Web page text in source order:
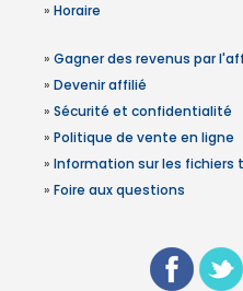
» Horaire
» Gagner des revenus par
» Devenir affilié
» Sécurité et confidentialité
» Politique de vente en ligne
» Information sur les fichiers
» Foire aux questions